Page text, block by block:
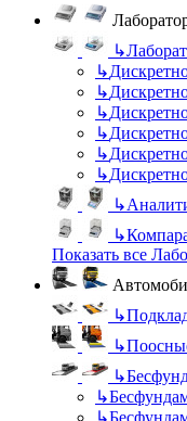
↳
↳
↳
↳
↳
↳
↳
↳
↳
Показать все
↳
↳
↳
↳
↳